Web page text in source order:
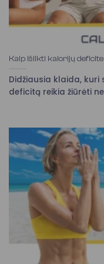
Kaip išlikti kalorijų
Didžiausia klaida,
deficitą reikia žiūrėti